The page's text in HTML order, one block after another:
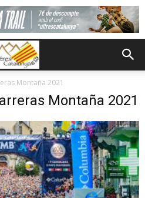
Montaña 2021
Montaña 2021